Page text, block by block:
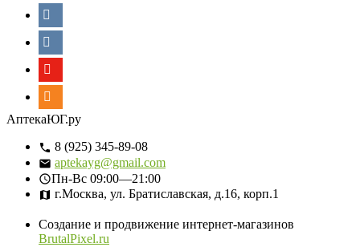
АптекаЮГ.ру
8 (925) 345-89-08
aptekayg@gmail.com
Пн-Вс 09:00—21:00
г.Москва, ул. Братиславская, д.16, корп.1
Создание и продвижение интернет-магазинов
BrutalPixel.ru